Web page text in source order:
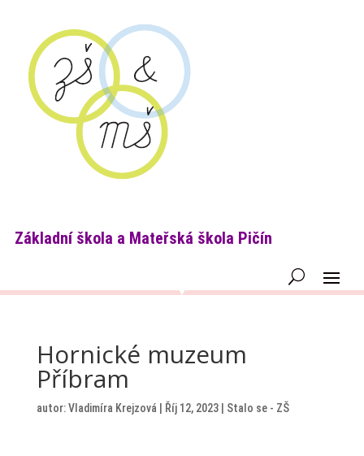
Základní škola a Mateřská škola Pičín
Hornické muzeum
Příbram
autor:Vladimíra Krejzová Říj 12, 2023| Stalo se - ZŠ